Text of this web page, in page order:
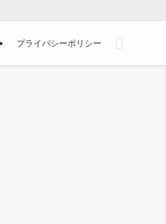
プライバシーポリシー